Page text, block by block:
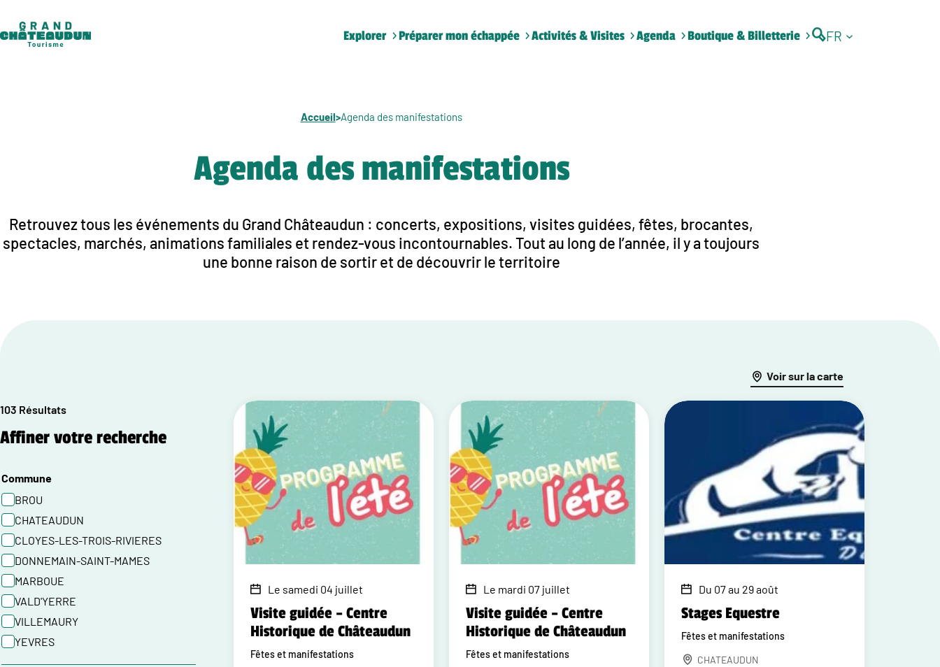
contenu
Explorer Préparer mon échappée Activités & Visites Agenda Boutique & Billetterie FR
Accueil>Agenda des manifestations
Agenda des manifestations
Retrouvez tous les événements du Grand Châteaudun : concerts, expositions, visites guidées, fêtes, brocantes,
spectacles, marchés, animations familiales et rendez-vous incontournables. Tout au long de l’année, il y a toujours
une bonne raison de sortir et de découvrir le territoire
103 Résultats
Affiner votre recherche
Commune
BROU
CHATEAUDUN
CLOYES-LES-TROIS-RIVIERES
DONNEMAIN-SAINT-MAMES
MARBOUE
VALD'YERRE
VILLEMAURY
YEVRES
Voir sur la carte
Le samedi 04 juillet
Visite guidée – Centre
Historique de Châteaudun
Fêtes et manifestations
Le mardi 07 juillet
Visite guidée – Centre
Historique de Châteaudun
Fêtes et manifestations
Du 07 au 29 août
Stages Equestre
Fêtes et manifestations
CHATEAUDUN